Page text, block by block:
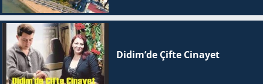
Didim’de Çifte Ci­na­yet